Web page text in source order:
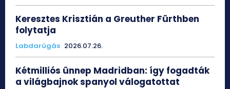
Keresztes Krisztián a Greuther Fürthben
folytatja
Labdarúgás 2026.07.26.
Kétmilliós ünnep Madridban: így fogadták
a világbajnok spanyol válogatottat